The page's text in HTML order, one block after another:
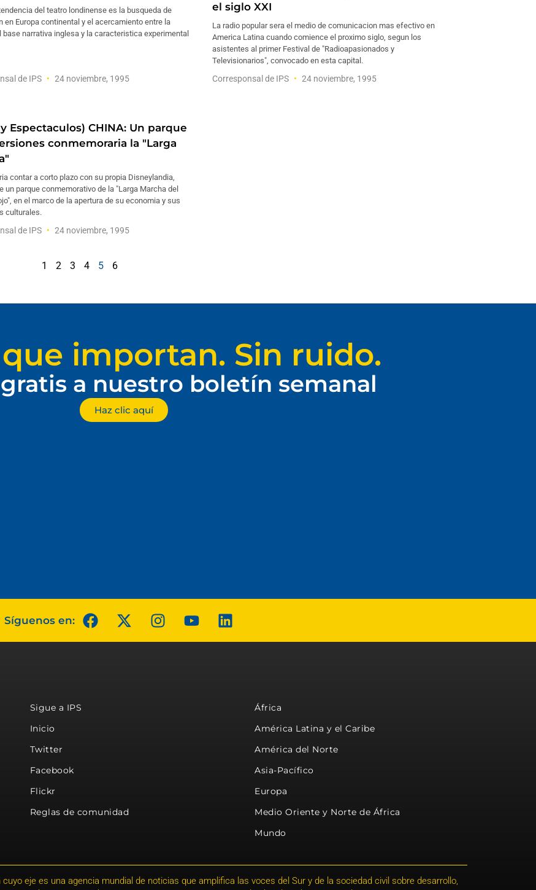
del teatro londinense es la busqueda de
en Europa continental y el acercamiento entre la
base narrativa inglesa y la caracteristica experimental
de IPS 24 noviembre, 1995
el siglo XXI
La radio popular sera el medio de comunicacion mas efectivo en
America Latina cuando comience el proximo siglo, segun los
asistentes al primer Festival de "Radioapasionados y
Televisionarios", convocado en esta capital.
Corresponsal de IPS 24 noviembre, 1995
Espectaculos) CHINA: Un parque
conmemoraria la "Larga
contar a corto plazo con su propia Disneylandia,
un parque conmemorativo de la "Larga Marcha del
en el marco de la apertura de su economia y sus
culturales.
de IPS 24 noviembre, 1995
1 2 3 4 5 6
importan. Sin ruido.
a nuestro boletín semanal
Haz clic aquí
Síguenos en:
Sigue a IPS
Inicio
Twitter
Facebook
Flickr
Reglas de comunidad
África
América Latina y el Caribe
América del Norte
Asia-Pacífico
Europa
Medio Oriente y Norte de África
Mundo
eje es una agencia mundial de noticias que amplifica las voces del Sur y de la sociedad civil sobre desarrollo,